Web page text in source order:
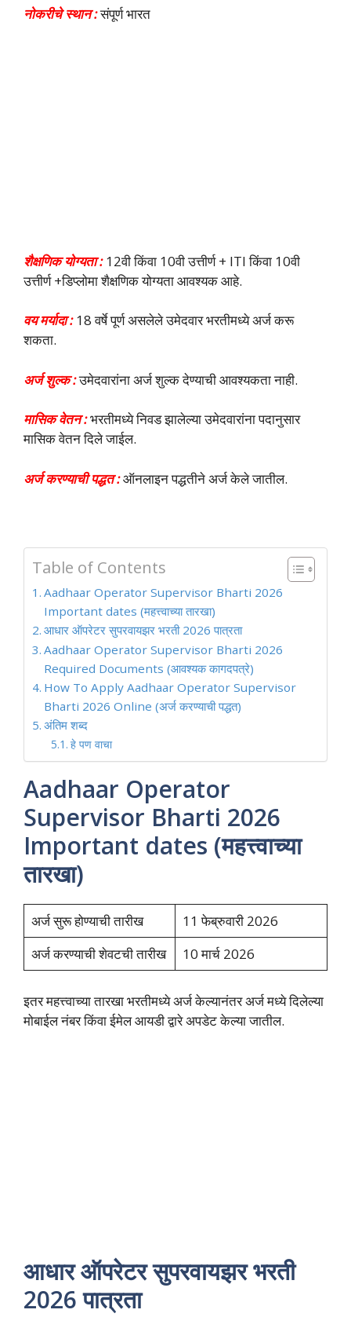
नोकरीचे स्थान :संपूर्ण भारत
शैक्षणिक योग्यता :12वी किंवा 10वी उत्तीर्ण + ITI किंवा 10वी
उत्तीर्ण +डिप्लोमा शैक्षणिक योग्यता आवश्यक आहे.
वय मर्यादा :18 वर्षे पूर्ण असलेले उमेदवार भरतीमध्ये अर्ज करू
शकता.
अर्ज शुल्क :उमेदवारांना अर्ज शुल्क देण्याची आवश्यकता नाही.
मासिक वेतन :भरतीमध्ये निवड झालेल्या उमेदवारांना पदानुसार
मासिक वेतन दिले जाईल.
अर्ज करण्याची पद्धत :ऑनलाइन पद्धतीने अर्ज केले जातील.
Table of Contents
Aadhaar Operator Supervisor Bharti 2026
Important dates (महत्त्वाच्या तारखा)
आधार ऑपरेटर सुपरवायझर भरती 2026 पात्रता
Aadhaar Operator Supervisor Bharti 2026
Required Documents (आवश्यक कागदपत्रे)
How To Apply Aadhaar Operator Supervisor
Bharti 2026 Online (अर्ज करण्याची पद्धत)
अंतिम शब्द
हे पण वाचा
Aadhaar Operator
Supervisor Bharti 2026
Important dates (महत्त्वाच्या
तारखा)
अर्ज सुरू होण्याची तारीख
11 फेब्रुवारी 2026
अर्ज करण्याची शेवटची तारीख
10 मार्च 2026
इतर महत्त्वाच्या तारखा भरतीमध्ये अर्ज केल्यानंतर अर्ज मध्ये दिलेल्या
मोबाईल नंबर किंवा ईमेल आयडी द्वारे अपडेट केल्या जातील.
आधार ऑपरेटर सुपरवायझर भरती
2026 पात्रता